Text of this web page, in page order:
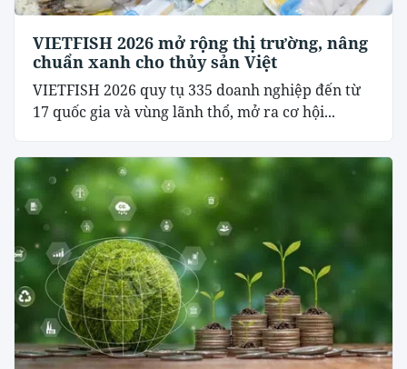
VIETFISH 2026 mở rộng thị trường, nâng
chuẩn xanh cho thủy sản Việt
VIETFISH 2026 quy tụ 335 doanh nghiệp đến từ
17 quốc gia và vùng lãnh thổ, mở ra cơ hội...